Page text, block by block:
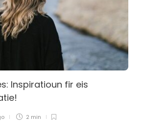
Inspiratioun fir eis
2 min